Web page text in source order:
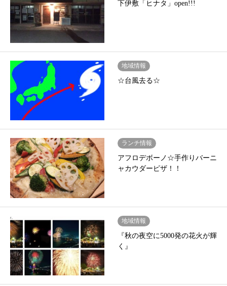
下伊敷「ヒナタ」open!!!
地域情報
☆台風去る☆
ランチ情報
アフロデボーノ☆手作りバーニ
ャカウダーピザ！！
地域情報
『秋の夜空に5000発の花火が輝
く』